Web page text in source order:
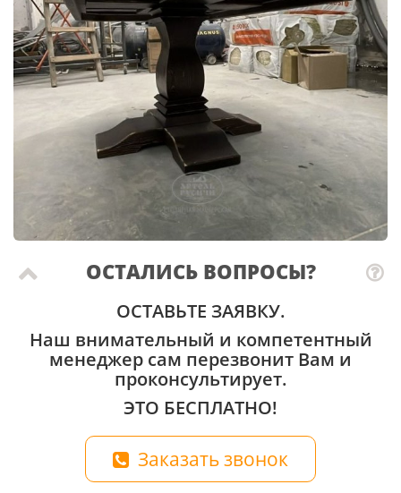
ОСТАЛИСЬ ВОПРОСЫ?
ОСТАВЬТЕ ЗАЯВКУ.
Наш внимательный и компетентный
менеджер сам перезвонит Вам и
проконсультирует.
ЭТО БЕСПЛАТНО!
Заказать звонок